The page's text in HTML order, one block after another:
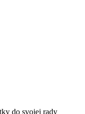
do svojej rady